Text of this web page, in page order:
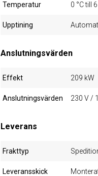
Temperatur 0 °C till
Upptining
Anslutningsvärden
Effekt 209 kW
Anslutningsvärden 230 V /
Leverans
Frakttyp
Leveransskick